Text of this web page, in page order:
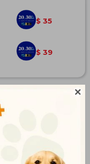

$ 35
$ 39